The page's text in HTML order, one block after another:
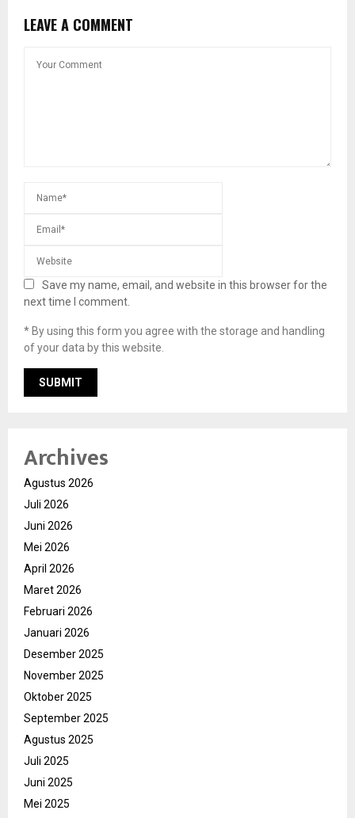
LEAVE A COMMENT
Save my name, email, and website in this browser for the
next time I comment.
* By using this form you agree with the storage and handling
of your data by this website.
Archives
Agustus 2026
Juli 2026
Juni 2026
Mei 2026
April 2026
Maret 2026
Februari 2026
Januari 2026
Desember 2025
November 2025
Oktober 2025
September 2025
Agustus 2025
Juli 2025
Juni 2025
Mei 2025